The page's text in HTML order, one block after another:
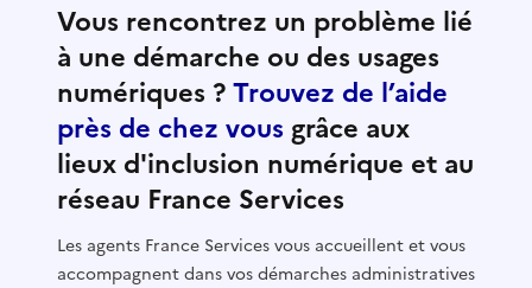
Vous rencontrez un problème lié
à une démarche ou des usages
numériques ?Trouvez de l’aide
près de chez vous grâce aux
lieux d'inclusion numérique et au
réseau France Services
Les agents France Services vous accueillent et vous
accompagnent dans vos démarches administratives